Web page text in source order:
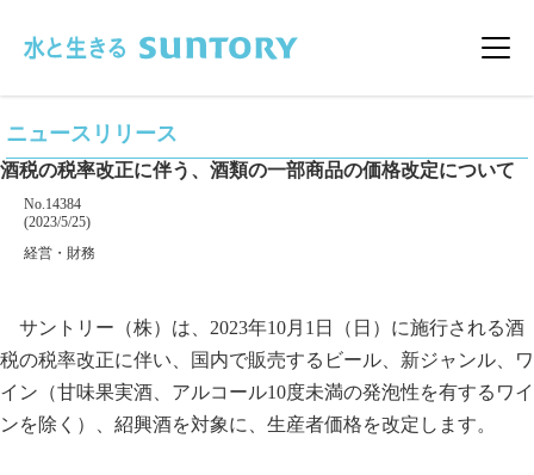
メ
ニュースリリース
酒税の税率改正に伴う、酒類の一部商品の価格改定について
掲載番号
No.14384
掲載日
(2023/5/25)
カテゴリー
経営・財務
企業名
サントリー（株）は、2023年10月1日（日）に施行される酒
税の税率改正に伴い、国内で販売するビール、新ジャンル、ワ
イン（甘味果実酒、アルコール10度未満の発泡性を有するワイ
ンを除く）、紹興酒を対象に、生産者価格を改定します。